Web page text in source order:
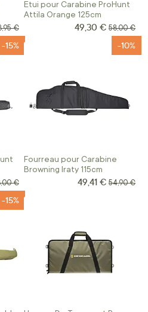
normal
€
Etui pour Carabine ProHunt
Attila Orange 125cm
Prix Spécial
49,30 € Prix
58,00 €
-15%
normal
€
Fourreau pour Carabine
Browning Iraty 115cm
-10%
Prix Spécial
49,41 € Prix
54,90 €
-15%